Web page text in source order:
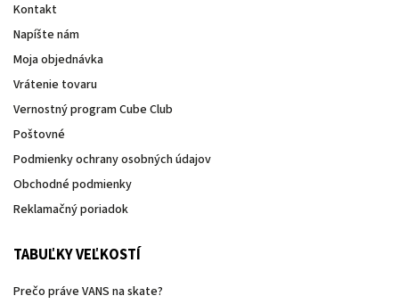
Kontakt
Napíšte nám
Moja objednávka
Vrátenie tovaru
Vernostný program Cube Club
Poštovné
Podmienky ochrany osobných údajov
Obchodné podmienky
Reklamačný poriadok
TABUĽKY VEĽKOSTÍ
Prečo práve VANS na skate?